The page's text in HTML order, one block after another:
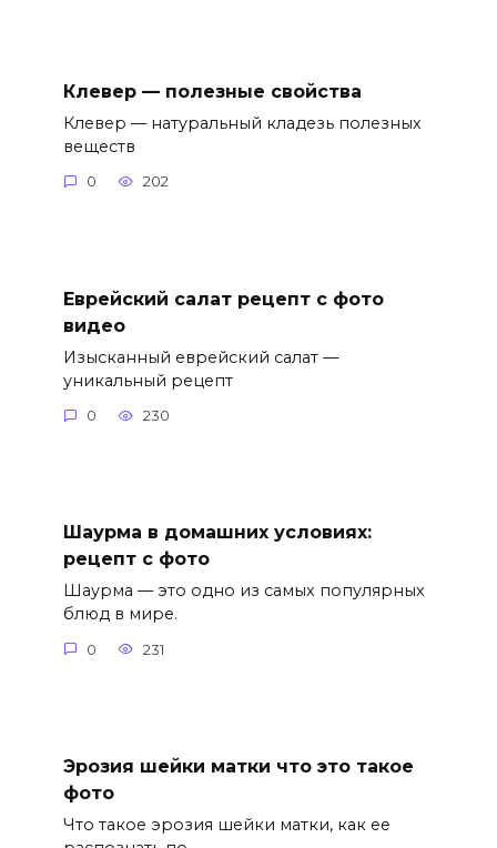
Клевер — полезные свойства
Клевер — натуральный кладезь полезных
веществ
0 202
Еврейский салат рецепт с фото
видео
Изысканный еврейский салат —
уникальный рецепт
0 230
Шаурма в домашних условиях:
рецепт с фото
Шаурма — это одно из самых популярных
блюд в мире.
0 231
Эрозия шейки матки что это такое
фото
Что такое эрозия шейки матки, как ее